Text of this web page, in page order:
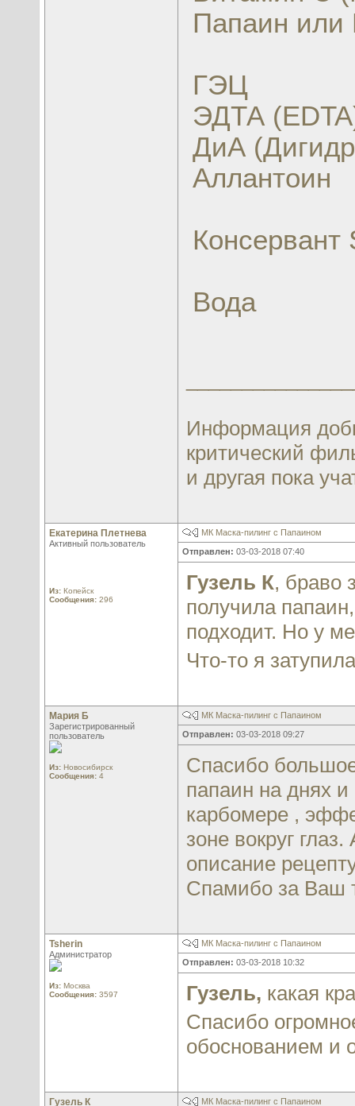
Папаин или
ГЭЦ
ЭДТА
ДиА
Аллантоин
Консервант
Вода
Информация
критический
и другая пока
Екатерина Плетнева
Активный пользователь
Из: Копейск
Сообщения: 296
МК Маска-пилинг с Папаином
Отправлен: 03-03-2018 07:40
Гузель К, браво
получила
подходит. Но у
Что-то я
Мария Б
Зарегистрированный
пользователь
Из: Новосибирск
Сообщения: 4
МК Маска-пилинг с Папаином
Отправлен: 03-03-2018 09:27
Спасибо
папаин на днях
карбомере ,
зоне вокруг
описание
Спамибо за Ваш
Tsherin
Администратор
Из: Москва
Сообщения: 3597
МК Маска-пилинг с Папаином
Отправлен: 03-03-2018 10:32
Гузель, какая
Спасибо
обоснованием и
Гузель К
МК Маска-пилинг с Папаином